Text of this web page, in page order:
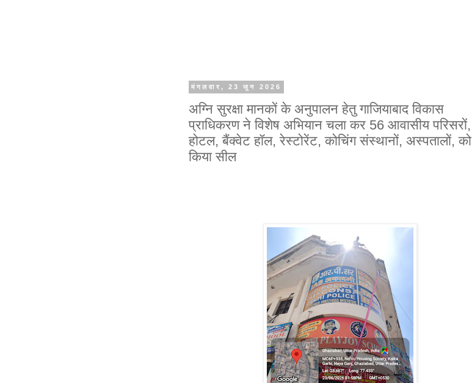
मंगलवार, 23 जून 2026
अग्नि सुरक्षा मानकों के अनुपालन हेतु गाजियाबाद विकास
प्राधिकरण ने विशेष अभियान चला कर 56 आवासीय परिसरों,
होटल, बैंक्वेट हॉल, रेस्टोरेंट, कोचिंग संस्थानों, अस्पतालों, को
किया सील